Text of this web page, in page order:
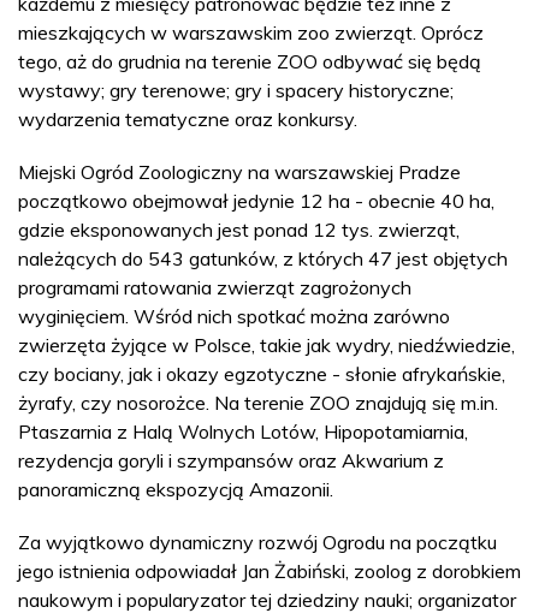
mieszkających w warszawskim zoo zwierząt. Oprócz
tego, aż do grudnia na terenie ZOO odbywać się będą
wystawy; gry terenowe; gry i spacery historyczne;
wydarzenia tematyczne oraz konkursy.
Miejski Ogród Zoologiczny na warszawskiej Pradze
początkowo obejmował jedynie 12 ha - obecnie 40 ha,
gdzie eksponowanych jest ponad 12 tys. zwierząt,
należących do 543 gatunków, z których 47 jest objętych
programami ratowania zwierząt zagrożonych
wyginięciem. Wśród nich spotkać można zarówno
zwierzęta żyjące w Polsce, takie jak wydry, niedźwiedzie,
czy bociany, jak i okazy egzotyczne - słonie afrykańskie,
żyrafy, czy nosorożce. Na terenie ZOO znajdują się m.in.
Ptaszarnia z Halą Wolnych Lotów, Hipopotamiarnia,
rezydencja goryli i szympansów oraz Akwarium z
panoramiczną ekspozycją Amazonii.
Za wyjątkowo dynamiczny rozwój Ogrodu na początku
jego istnienia odpowiadał Jan Żabiński, zoolog z dorobkiem
naukowym i popularyzator tej dziedziny nauki; organizator